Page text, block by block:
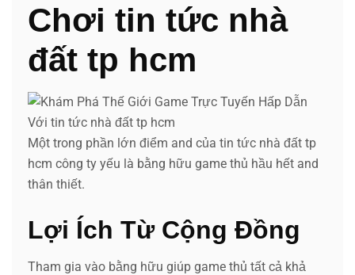
Chơi tin tức nhà
đất tp hcm
Một trong phần lớn điểm and của tin tức nhà đất tp
hcm công ty yếu là bằng hữu game thủ hầu hết and
thân thiết.
Lợi Ích Từ Cộng Đồng
Tham gia vào bằng hữu giúp game thủ tất cả khả